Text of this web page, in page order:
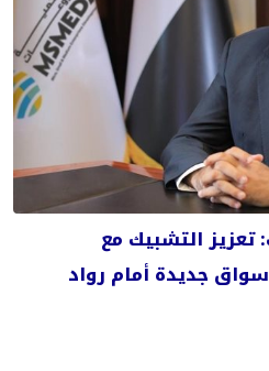
تعزيز التشبيك مع
جديدة أمام رواد